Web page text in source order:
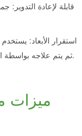
قابلة لإعادة
استقرار الأبعاد:
ثم يتم علاجه بواسطة الفرن وفرن النفق ، وبالتالي يكون التشوه صغيرًا جدًا ، تشوه العرض من من من من من أقل تقدير.
ميزات